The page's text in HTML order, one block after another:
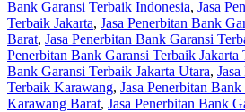
Bank Garansi Terbaik Indonesia, Jasa
Terbaik Jakarta, Jasa Penerbitan Bank
Barat, Jasa Penerbitan Bank Garansi
Penerbitan Bank Garansi Terbaik Jakarta
Bank Garansi Terbaik Jakarta Utara,
Terbaik Karawang, Jasa Penerbitan
Karawang Barat, Jasa Penerbitan Bank